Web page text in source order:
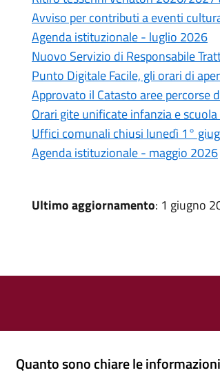
Avviso per contributi a eventi
Agenda istituzionale - luglio 2026
Nuovo Servizio di Responsabile
Punto Digitale Facile, gli orari di
Approvato il Catasto aree percorse
Orari gite unificate infanzia e scuola
Uffici comunali chiusi lunedì 1°
Agenda istituzionale - maggio 2026
Ultimo aggiornamento: 1 giugno
Quanto sono chiare le